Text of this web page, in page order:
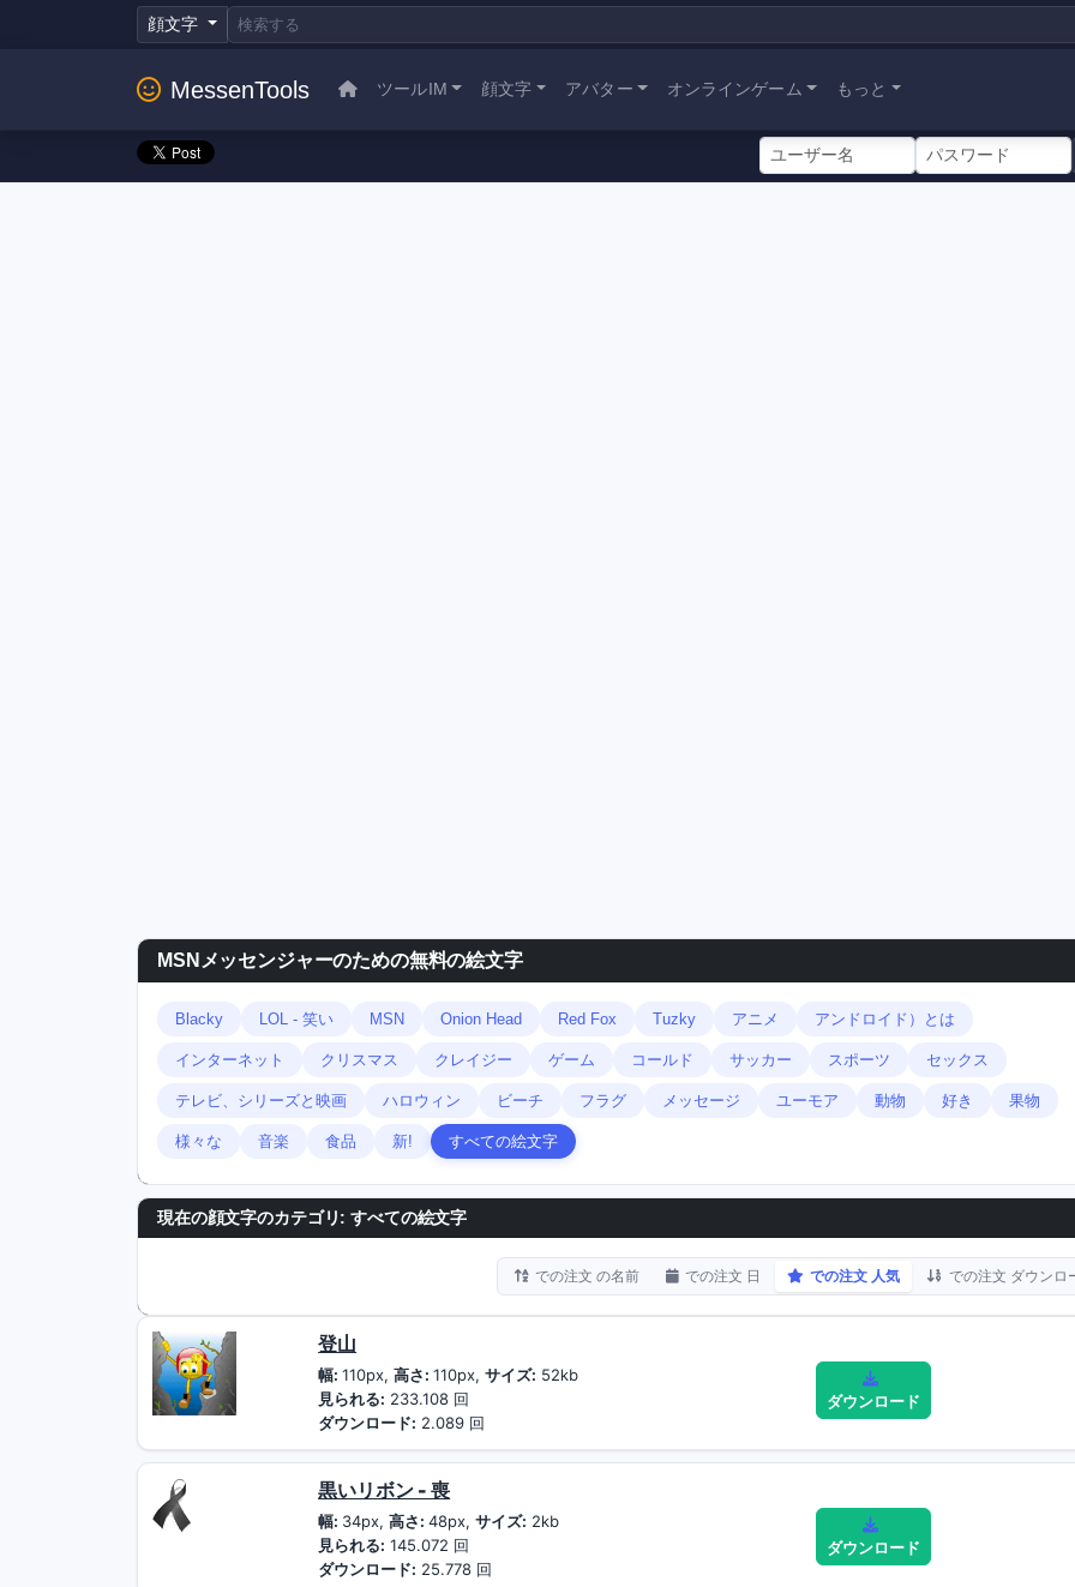
顔文字
MessenTools ツールIM 顔文字 アバター オンラインゲーム もっと
MSNメッセンジャーのための無料の絵文字
Blacky LOL - 笑い MSN Onion Head Red Fox Tuzky アニメ アンドロイド）とは
インターネット クリスマス クレイジー ゲーム コールド サッカー スポーツ セックス
テレビ、シリーズと映画 ハロウィン ビーチ フラグ メッセージ ユーモア 動物 好き 果物
様々な 音楽 食品 新! すべての絵文字
現在の顔文字のカテゴリ: すべての絵文字
での注文 の名前 での注文 日 での注文 人気 での注文 ダウンロ
登山
幅:110px,高さ:110px,サイズ: 52kb
見られる: 233.108 回
ダウンロード: 2.089 回
ダウンロード
黒いリボン - 喪
幅: 34px,高さ:48px,サイズ: 2kb
見られる: 145.072 回
ダウンロード: 25.778 回
ダウンロード